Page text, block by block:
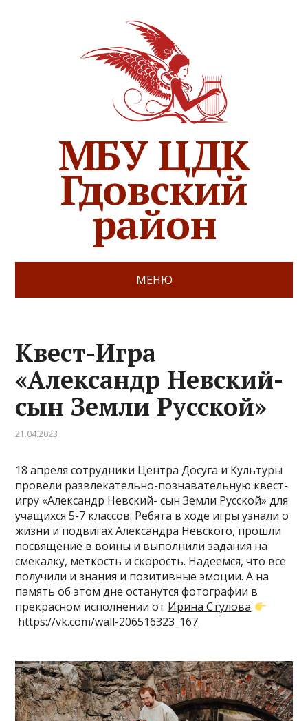
МБУ ЦДК
Гдовский
район
МЕНЮ
Квест-Игра
«Александр Невский-
сын Земли Русской»
21.04.2023
18 апреля сотрудники Центра Досуга и Культуры
провели развлекательно-познавательную квест-
игру «Александр Невский- сын Земли Русской» для
учащихся 5-7 классов. Ребята в ходе игры узнали о
жизни и подвигах Александра Невского, прошли
посвящение в воины и выполнили задания на
смекалку, меткость и скорость. Надеемся, что все
получили и знания и позитивные эмоции. А на
память об этом дне останутся фотографии в
прекрасном исполнении от Ирина Стулова
https://vk.com/wall-206516323_167